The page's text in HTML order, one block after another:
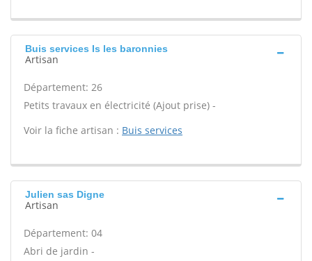
Buis services Is les baronnies
Artisan
Département: 26
Petits travaux en électricité (Ajout prise) -
Voir la fiche artisan : Buis services
Julien sas Digne
Artisan
Département: 04
Abri de jardin -